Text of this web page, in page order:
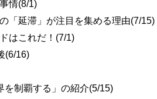
情(8/1)
「延滞」が注目を集める理由(7/15)
はこれだ！(7/1)
(6/16)
を制覇する」の紹介(5/15)